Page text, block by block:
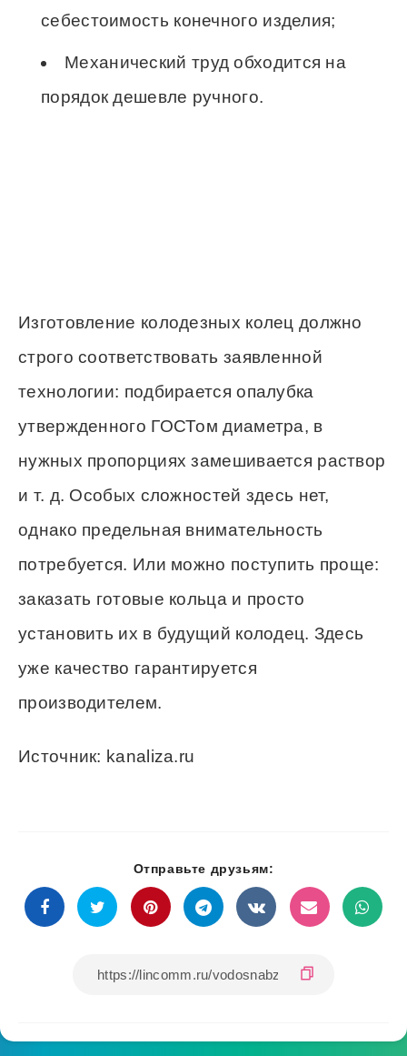
себестоимость конечного изделия;
Механический труд обходится на
порядок дешевле ручного.
Изготовление колодезных колец должно
строго соответствовать заявленной
технологии: подбирается опалубка
утвержденного ГОСТом диаметра, в
нужных пропорциях замешивается раствор
и т. д. Особых сложностей здесь нет,
однако предельная внимательность
потребуется. Или можно поступить проще:
заказать готовые кольца и просто
установить их в будущий колодец. Здесь
уже качество гарантируется
производителем.
Источник: kanaliza.ru
Отправьте друзьям: